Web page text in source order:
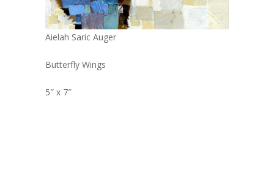
Aielah Saric Auger
Butterfly Wings
5″ x 7″